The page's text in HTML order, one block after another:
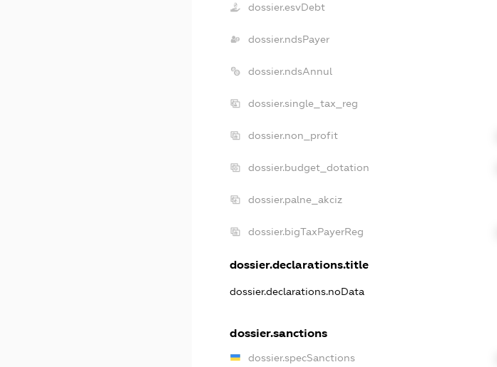
dossier.esvDebt
dossier.ndsPayer
dossier.ndsAnnul
dossier.single_tax_reg
dossier.non_profit
dossier.budget_dotation
dossier.palne_akciz
dossier.bigTaxPayerReg
dossier.declarations.title
dossier.declarations.noData
dossier.sanctions
dossier.specSanctions